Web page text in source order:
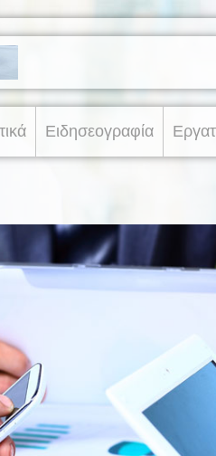
Ειδησεογραφία